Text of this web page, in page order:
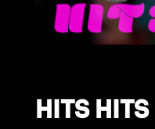
HITS